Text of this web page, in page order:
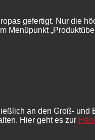
gefertigt. Nur die
Menüpunkt
an den Groß-
Hier geht es zur